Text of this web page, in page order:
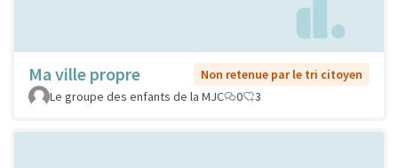
Ma ville propre
Non retenue par le tri citoyen
Le groupe des enfants de la MJC
0 3